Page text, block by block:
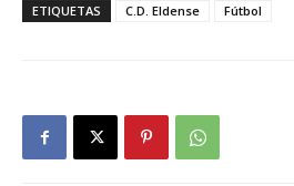
ETIQUETAS C.D. Eldense Fútbol